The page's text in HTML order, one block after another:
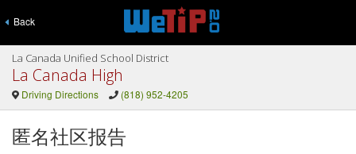
Back
La Canada Unified School District
La Canada High
Driving Directions (818) 952-4205
匿名社区报告